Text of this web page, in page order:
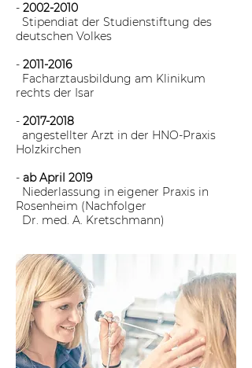
- 2002-2010
Stipendiat der Studienstiftung des
deutschen Volkes
- 2011-2016
Facharztausbildung am Klinikum
rechts der Isar
- 2017-2018
angestellter Arzt in der HNO-Praxis
Holzkirchen
- ab April 2019
Niederlassung in eigener Praxis in
Rosenheim (Nachfolger
Dr. med. A. Kretschmann)